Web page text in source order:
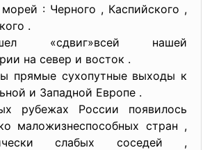
: Черного , Каспийского ,
.
«сдвиг»всей нашей
на север и восток .
прямые сухопутные выходы к
и Западной Европе .
рубежах России появилось
маложизнеспособных стран ,
слабых соседей ,